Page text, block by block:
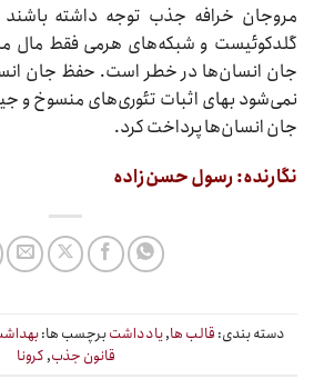
مروجان خرافه جذب توجه داشته باشند
گلدکوئیست و شبکه‌های هرمی فقط مال
جان انسان‌ها در خطر است. حفظ جان
نمی‌شود بهای اثبات تئوری‌های منسوخ و جیب
جان انسان‌ها پرداخت کرد.
نگارنده: رسول حسن‌زاده
دسته بندی: قالب ها,یادداشتبرچسب ها:
قانون جذب, کرونا